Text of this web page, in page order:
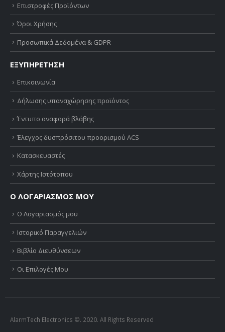
Επιστροφές Προϊόντων
Όροι Χρήσης
Προσωπικά Δεδομένα & GDPR
ΕΞΥΠΗΡΕΤΗΣΗ
Επικοινωνία
Δήλωσης υπαναχώρησης προϊόντος
Έντυπο αναφορά βλάβης
Έλεγχος δυσπρόσιτου προορισμού ACS
Κατασκευαστές
Χάρτης Ιστότοπου
Ο ΛΟΓΑΡΙΑΣΜΟΣ ΜΟΥ
Ο Λογαριασμός μου
Ιστορικό Παραγγελιών
Βιβλίο Διευθύνσεων
Οι Επιλογές Μου
AlarmTech Electronics ©. 2020. All Rights Reserved